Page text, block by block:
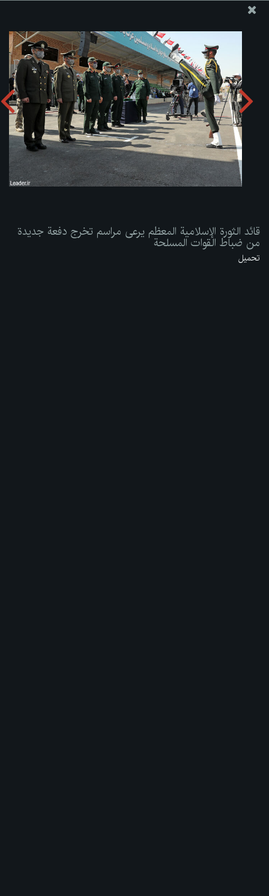
قائد الثورة الإسلامية المعظم يرعى مراسم تخرج دفعة جديدة من
ضباط القوات المسلحة
تحميل الألبوم:zip
قائد الثورة الإسلامية المعظم يرعى مراسم تخرج دفعة جديدة
من ضباط القوات المسلحة
تحميل